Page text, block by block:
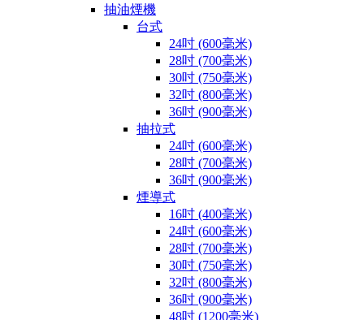
抽油煙機
台式
24吋 (600毫米)
28吋 (700毫米)
30吋 (750毫米)
32吋 (800毫米)
36吋 (900毫米)
抽拉式
24吋 (600毫米)
28吋 (700毫米)
36吋 (900毫米)
煙導式
16吋 (400毫米)
24吋 (600毫米)
28吋 (700毫米)
30吋 (750毫米)
32吋 (800毫米)
36吋 (900毫米)
48吋 (1200毫米)